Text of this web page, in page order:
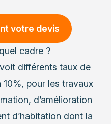
votre devis
cadre ?
différents taux de
pour les travaux
d’amélioration
d’habitation dont la